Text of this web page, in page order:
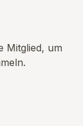
Mitglied, um